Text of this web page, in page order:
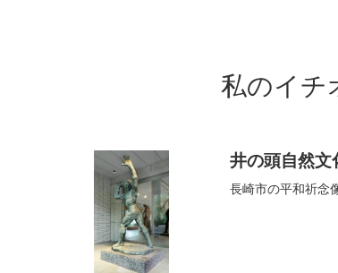
私のイチ
井の頭自然
長崎市の平和祈念